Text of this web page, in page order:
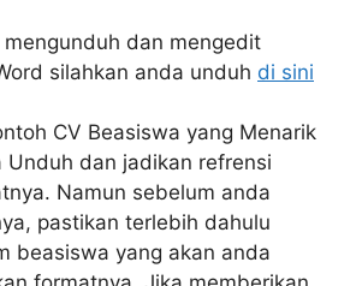
dan mengedit
silahkan anda unduh di sini
CV Beasiswa yang Menarik
Unduh dan jadikan refrensi
Namun sebelum anda
pastikan terlebih dahulu
beasiswa yang akan anda